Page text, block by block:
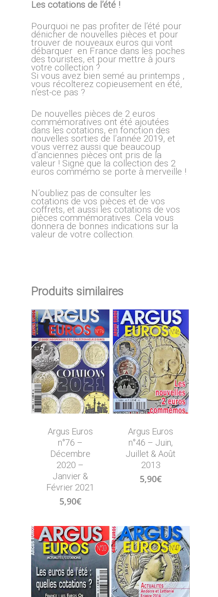
Les cotations de l’été !
Pourquoi ne pas profiter de l’été pour
dénicher de nouvelles pièces et pour
trouver de nouveaux euros qui vont
débarquer en France dans les poches
des touristes, et pour mettre à jours
votre collection ?
Si vous avez bien semé au printemps ,
vous récolterez copieusement en été,
n’est-ce pas ?
De nouvelles pièces de 2 euros
commémoratives ont été ajoutées
dans les cotations, en fonction des
nouvelles sorties de l’année 2019, et
vous verrez aussi que beaucoup
d’anciennes pièces ont pris de la
valeur ! Signe que la collection des 2
euros commémo se porte à merveille !
N’oubliez pas de consulter les
cotations de vos pièces et de vos
coffrets, et aussi les cotations de vos
pièces commémoratives. Cela vous
donnera de bonnes indications sur la
valeur de votre collection.
Produits similaires
Argus Euros
n°76 –
Décembre
2020 –
Janvier &
Février 2021
5,90€
Argus Euros
n°46 – Juin,
Juillet & Août
2013
5,90€